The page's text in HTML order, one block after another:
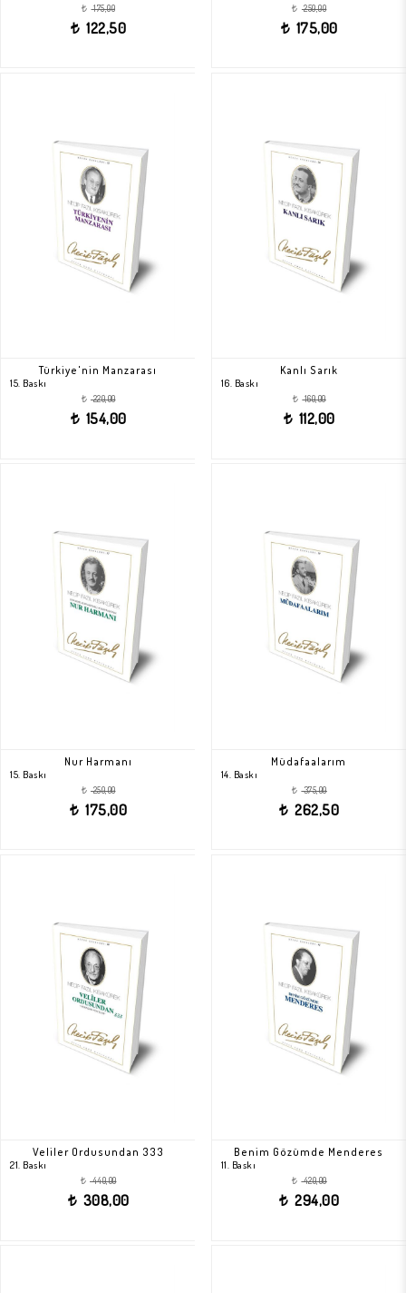
t
175,00
t
122,50
t
250,00
t
175,00
Türkiye'nin Manzarası
15. Baskı
t
220,00
t
154,00
Kanlı Sarık
16. Baskı
t
160,00
t
112,00
Nur Harmanı
15. Baskı
t
250,00
t
175,00
Müdafaalarım
14. Baskı
t
375,00
t
262,50
Veliler Ordusundan 333
21. Baskı
t
440,00
t
308,00
Benim Gözümde Menderes
11. Baskı
t
420,00
t
294,00